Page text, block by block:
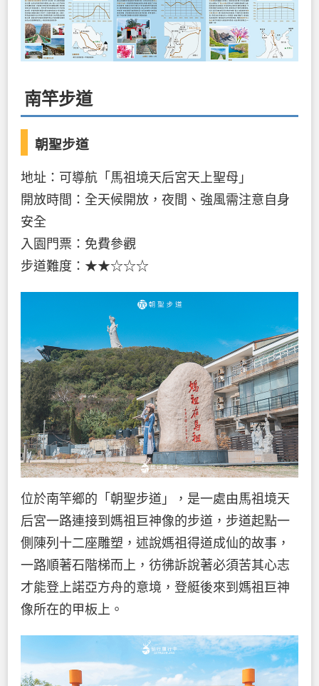
南竿步道
朝聖步道
地址：可導航「馬祖境天后宮天上聖母」
開放時間：全天候開放，夜間、強風需注意自身
安全
入園門票：免費參觀
步道難度：★★☆☆☆
位於南竿鄉的「朝聖步道」，是一處由馬祖境天
后宮一路連接到媽祖巨神像的步道，步道起點一
側陳列十二座雕塑，述說媽祖得道成仙的故事，
一路順著石階梯而上，彷彿訴說著必須苦其心志
才能登上諾亞方舟的意境，登艇後來到媽祖巨神
像所在的甲板上。